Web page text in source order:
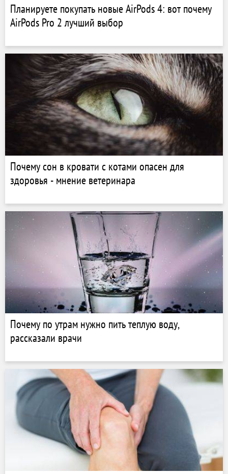
Планируете покупать новые AirPods 4: вот почему
AirPods Pro 2 лучший выбор
Почему сон в кровати с котами опасен для
здоровья - мнение ветеринара
Почему по утрам нужно пить теплую воду,
рассказали врачи